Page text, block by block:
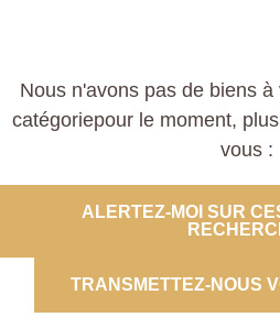
Nous n'avons pas de biens
catégoriepour le moment,
vous :
ALERTEZ-MOI SUR
TRANSMETTEZ-NOUS